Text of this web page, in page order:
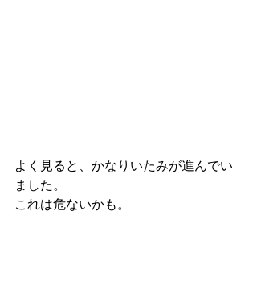
よく見ると、かなりいたみが進んでい
ました。
これは危ないかも。